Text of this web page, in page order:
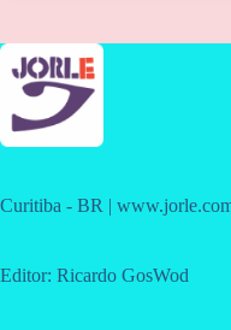
Curitiba - BR |
Editor: Ricardo GosWod